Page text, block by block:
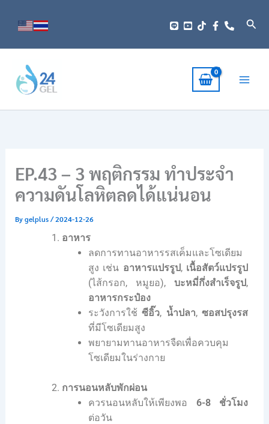
EP.43 – 3 พฤติกรรม ทำประจำ
ความดันโลหิตลดได้แน่นอน
Bygelplus/2024-12-26
อาหาร
ลดการทานอาหารรสเค็มและโซเดียม
สูง เช่น อาหารแปรรูป, เนื้อสัตว์แปรรูป
(ไส้กรอก, หมูยอ),บะหมี่กึ่งสำเร็จรูป,
อาหารกระป๋อง
ระวังการใช้ซีอิ๊ว, น้ำปลา,ซอสปรุงรส
ที่มีโซเดียมสูง
พยายามทานอาหารจืดเพื่อควบคุม
โซเดียมในร่างกาย
การนอนหลับพักผ่อน
ควรนอนหลับให้เพียงพอ 6-8 ชั่วโมง
ต่อวัน